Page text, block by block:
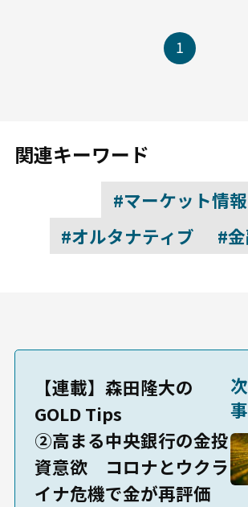
1
関連キーワード
#マーケット情報
#オルタナティブ
#
事
【連載】森田隆大の
GOLD Tips
②高まる中央銀行の金投
資意欲 コロナとウクラ
イナ危機で金が再評価